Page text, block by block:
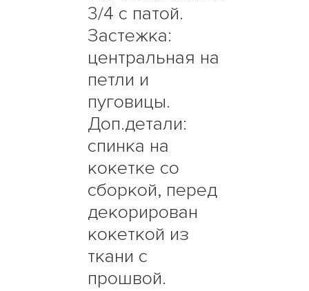
3/4 с патой.
Застежка:
центральная на
петли и
пуговицы.
Доп.детали:
спинка на
кокетке со
сборкой, перед
декорирован
кокеткой из
ткани с
прошвой.